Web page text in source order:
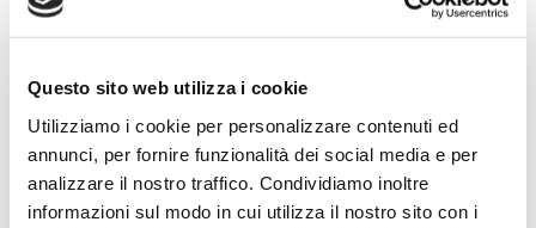
Questo sito web utilizza i cookie
Utilizziamo i cookie per personalizzare contenuti ed
annunci, per fornire funzionalità dei social media e per
analizzare il nostro traffico. Condividiamo inoltre
informazioni sul modo in cui utilizza il nostro sito con i